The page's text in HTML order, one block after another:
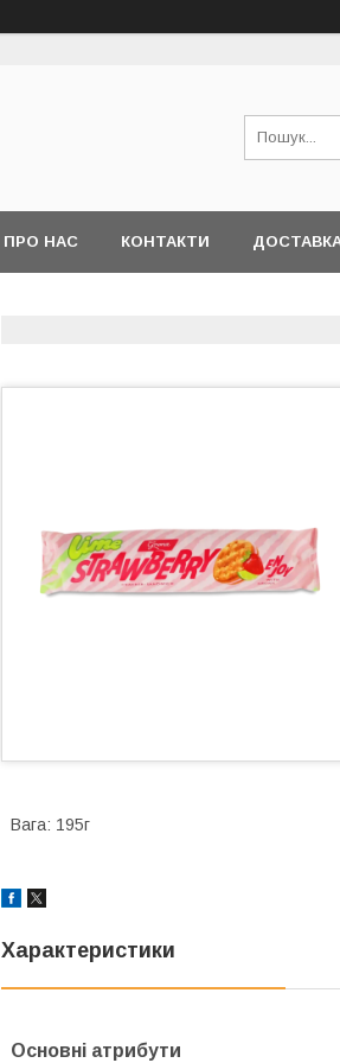
ПРО НАС КОНТАКТИ
Вага: 195г
Характеристики
Основні атрибути